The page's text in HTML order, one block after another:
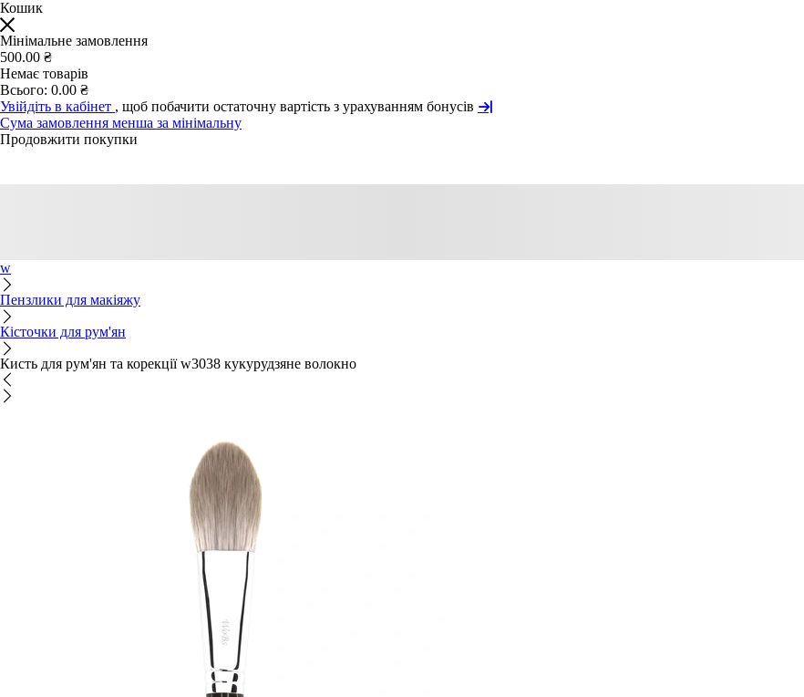
Кошик
Мінімальне замовлення
500.00 ₴
Немає товарів
Всього: 0.00 ₴
Увійдіть в кабінет , щоб побачити остаточну вартість з урахуванням бонусів
Сума замовлення менша за мінімальну
Продовжити покупки
w
Пензлики для макіяжу
Кісточки для рум'ян
Кисть для рум'ян та корекції w3038 кукурудзяне волокно